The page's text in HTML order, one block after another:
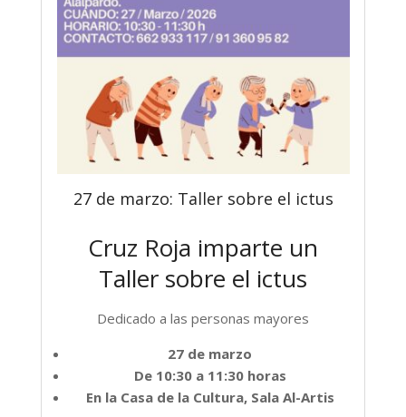
27 de marzo: Taller sobre el ictus
Cruz Roja imparte un
Taller sobre el ictus
Dedicado a las personas mayores
27 de marzo
De 10:30 a 11:30 horas
En la Casa de la Cultura, Sala Al-Artis